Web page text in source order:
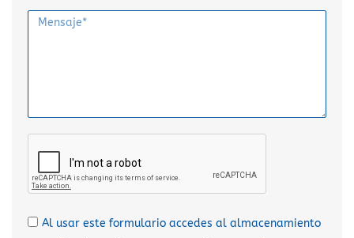
Al usar este formulario accedes al almacenamiento